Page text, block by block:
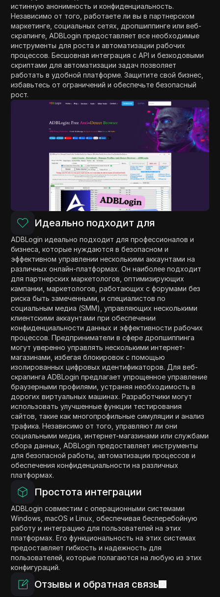
истинную анонимность и конфиденциальность.
Независимо от того, работаете ли вы в партнерском
маркетинге, социальных сетях, дропшиппинге или веб-
скрапинге, ADBLogin предоставляет все необходимые
инструменты для роста и автоматизации рабочих
процессов. Бесшовная интеграция с API и безкодовыми
скриптами для автоматизации задач позволяет
работать в удобной платформе. Защитите свой бизнес,
избавьтесь от ограничений и обеспечьте безопасный
рост.
Идеально подходит для
ADBLogin идеально подходит для профессионалов и
бизнеса, которые нуждаются в безопасном и
эффективном управлении несколькими аккаунтами на
различных онлайн-платформах. Он наиболее подходит
для партнерских маркетологов, оптимизирующих
кампании, маркетологов, работающих с форумами без
риска быть замеченными, и специалистов по
социальным медиа (SMM), управляющих несколькими
клиентскими аккаунтами при обеспечении
конфиденциальности данных и эффективности рабочих
процессов. Предприниматели в сфере дропшиппинга
могут уверенно управлять несколькими интернет-
магазинами, избегая блокировок с помощью
изолированных цифровых идентификаторов. Для веб-
скрапинга ADBLogin предлагает упрощенное управление
браузерными профилями, устраняя необходимость в
дорогих виртуальных машинах. Разработчики могут
использовать улучшенные функции тестирования
сайтов, такие как многопрофильные симуляции и анализ
трафика. Независимо от того, управляют ли они
социальными медиа, интернет-магазинами или службами
сбора данных, ADBLogin предоставляет инструменты
для безопасной работы, автоматизации процессов и
обеспечения конфиденциальности на различных
платформах.
Простота интеграции
ADBLogin совместим с операционными системами
Windows, macOS и Linux, обеспечивая бесперебойную
работу и интеграцию для пользователей на этих
платформах. Его функциональность на этих системах
предоставляет гибкость и надежность для
пользователей, которые полагаются на любую из этих
конфигураций.
Отзывы и обратная связь